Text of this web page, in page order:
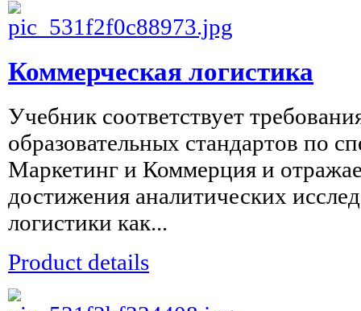
Коммерческая логистика
Учебник соответствует
образовательных стандартов по
Маркетинг и Коммерция и
достижения аналитических
логистики как...
Product details